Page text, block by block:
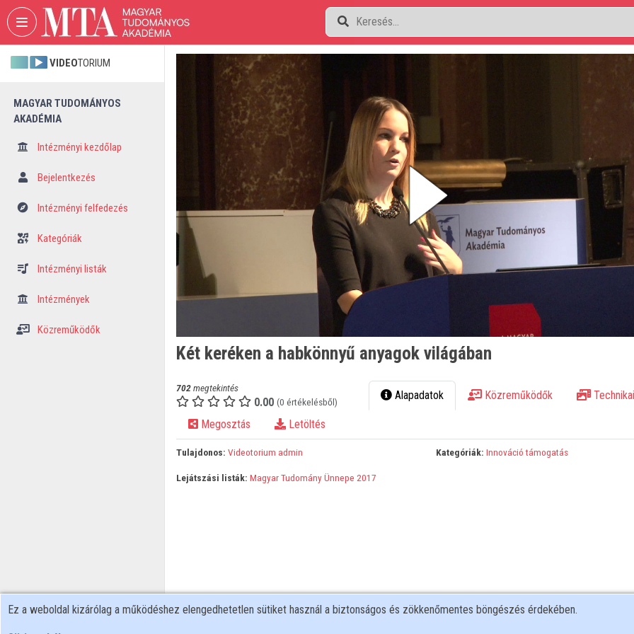
Fejléc kihagyása Menü kihagyása Tartalom kihagyása
VIDEOTORIUM
MAGYAR TUDOMÁNYOS
AKADÉMIA
Intézményi kezdőlap
Bejelentkezés
Intézményi felfedezés
Kategóriák
Intézményi listák
Intézmények
Közreműködők
Két keréken a habkönnyű anyagok világában
702megtekintés
0.00 (0 értékelésből) Alapadatok Közreműködők
Megosztás Letöltés
Tulajdonos: Videotorium admin Kategóriák: Innováció támogatás
Lejátszási listák: Magyar Tudomány Ünnepe 2017
Ez a weboldal kizárólag a működéshez elengedhetetlen sütiket használ a biztonságos és zökkenőmentes böngészés érdekében.